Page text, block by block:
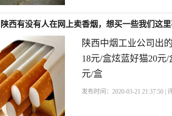
陕西有没有人在网上卖香烟，想买一些我们这里
陕西中烟工业公司出
18元/盒炫蓝好猫20元
元/盒
发布时间：2020-03-21 21:37:50 |